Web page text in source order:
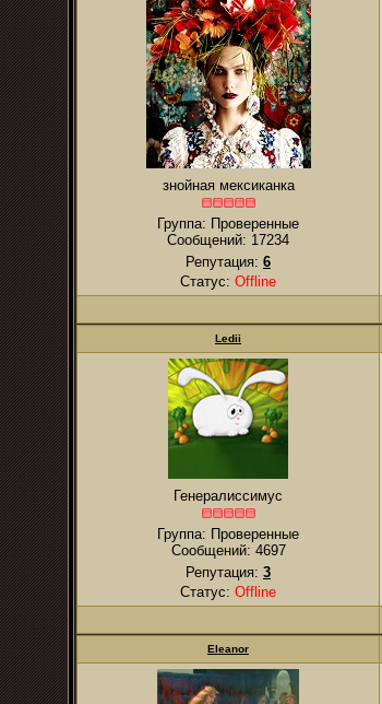
знойная мексиканка
Группа: Проверенные
Сообщений: 17234
Репутация: 6
Статус: Offline
Ledii
Генералиссимус
Группа: Проверенные
Сообщений: 4697
Репутация: 3
Статус: Offline
Eleanor